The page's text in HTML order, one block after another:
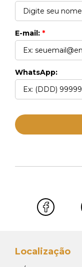
E-mail: *
WhatsApp:
Localização